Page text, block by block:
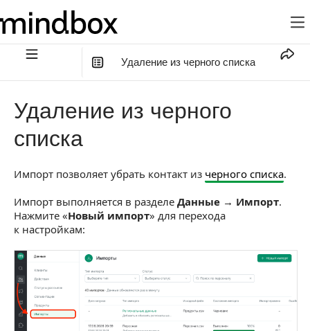
Удаление из черного списка
Шаг 1. Выберите действие с данными
Шаг 3. Сопоставьте поля файла
Шаг 4. Проверьте и запустите импорт
Как отслеживать импорт
Удаление из черного
списка
Импорт позволяет убрать контакт из черного списка.
Импорт выполняется в разделе Данные → Импорт.
Нажмите «Новый импорт» для перехода
к настройкам: